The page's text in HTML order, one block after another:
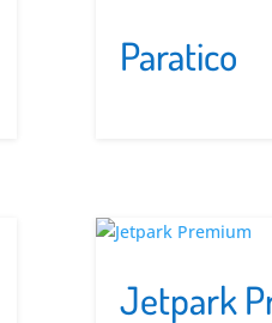
Paratico
Jetpark